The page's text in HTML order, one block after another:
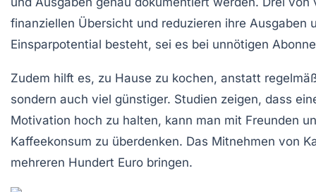
finanziellen Übersicht und reduzieren ihre
Einsparpotential besteht, sei es bei unnötigen
Zudem hilft es, zu Hause zu kochen, anstatt
sondern auch viel günstiger. Studien zeigen, dass
Motivation hoch zu halten, kann man mit Freunden
Kaffeekonsum zu überdenken. Das Mitnehmen von
mehreren Hundert Euro bringen.